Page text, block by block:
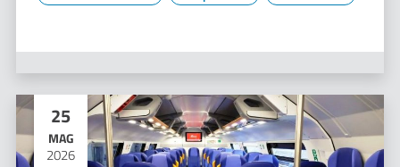
25
MAG
2026